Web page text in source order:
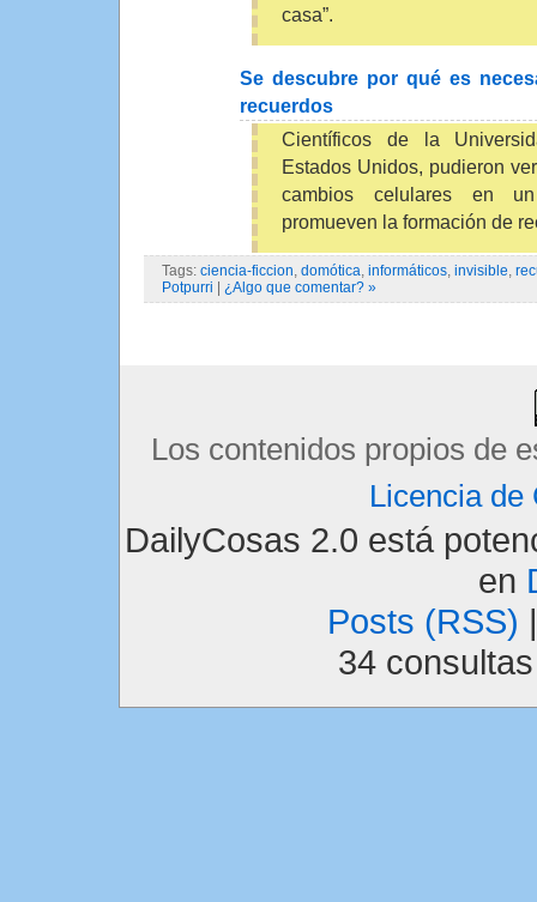
casa”.
Se descubre por qué es
recuerdos
Científicos de la
Estados Unidos, pudieron
cambios celulares en
promueven la formación de
Tags: ciencia-ficcion domótica informáticos invisible
Potpurri | ¿Algo que comentar? »
Los contenidos propios de
Licencia de
DailyCosas 2.0 está
en
Posts (RSS)
34